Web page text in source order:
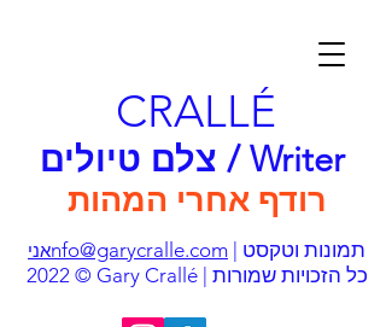
CRALLÉ
צלם טיולים / Writer
רודף אחרי המהות
אניnfo@garycralle.com
© 2022 Gary Crallé | כל הזכויות שמורות